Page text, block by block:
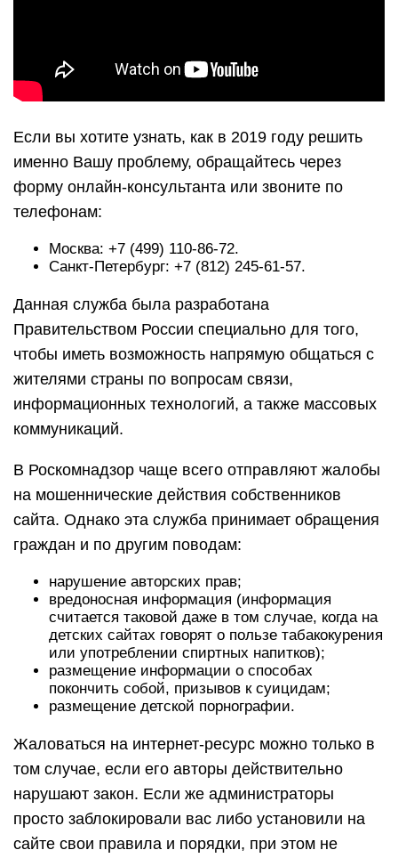
Если вы хотите узнать, как в 2019 году решить
именно Вашу проблему, обращайтесь через
форму онлайн-консультанта или звоните по
телефонам:
Москва: +7 (499) 110-86-72.
Санкт-Петербург: +7 (812) 245-61-57.
Данная служба была разработана
Правительством России специально для того,
чтобы иметь возможность напрямую общаться с
жителями страны по вопросам связи,
информационных технологий, а также массовых
коммуникаций.
В Роскомнадзор чаще всего отправляют жалобы
на мошеннические действия собственников
сайта. Однако эта служба принимает обращения
граждан и по другим поводам:
нарушение авторских прав;
вредоносная информация (информация
считается таковой даже в том случае, когда на
детских сайтах говорят о пользе табакокурения
или употреблении спиртных напитков);
размещение информации о способах
покончить собой, призывов к суицидам;
размещение детской порнографии.
Жаловаться на интернет-ресурс можно только в
том случае, если его авторы действительно
нарушают закон. Если же администраторы
просто заблокировали вас либо установили на
сайте свои правила и порядки, при этом не